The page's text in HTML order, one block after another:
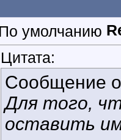
Цитата:
Сообщение
Для того,
оставить